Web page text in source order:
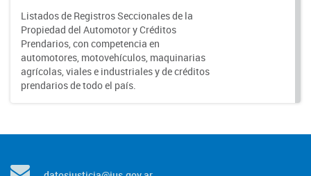
Listados de Registros Seccionales de la
Propiedad del Automotor y Créditos
Prendarios, con competencia en
automotores, motovehículos, maquinarias
agrícolas, viales e industriales y de créditos
prendarios de todo el país.